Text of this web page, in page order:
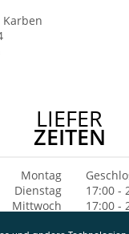
Karben
LIEFER
ZEITEN
Montag
Dienstag
17:00 -
Mittwoch
17:00 -